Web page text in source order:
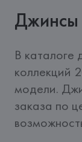
Джинсы
В каталоге
коллекций
модели.
заказа по